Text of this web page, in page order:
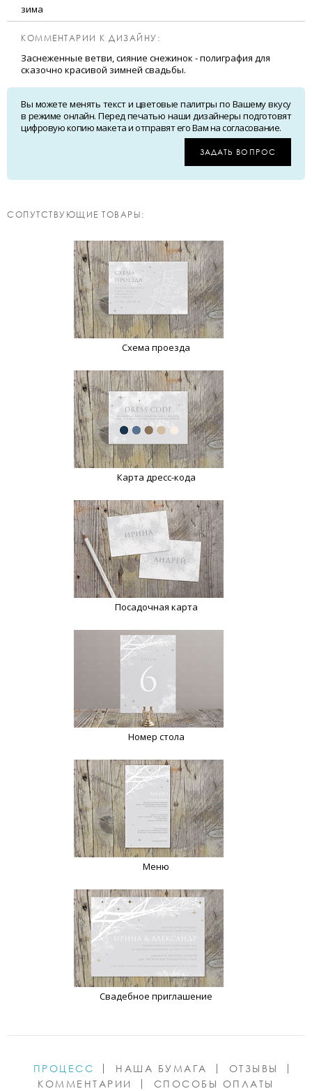
зима
КОММЕНТАРИИ К ДИЗАЙНУ:
Заснеженные ветви, сияние снежинок - полиграфия для
сказочно красивой зимней свадьбы.
Вы можете менять текст и цветовые палитры по Вашему вкусу
в режиме онлайн. Перед печатью наши дизайнеры подготовят
цифровую копию макета и отправят его Вам на согласование.
ЗАДАТЬ ВОПРОС
CОПУТСТВУЮЩИЕ ТОВАРЫ:
Схема проезда
Карта дресс-кода
Посадочная карта
Номер стола
Меню
Свадебное приглашение
ПРОЦЕСС НАША БУМАГА
ОТЗЫВЫ
КОММЕНТАРИИ
СПОСОБЫ ОПЛАТЫ